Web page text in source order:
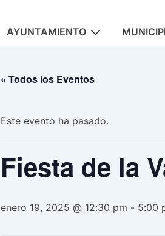
AYUNTAMIENTO
« Todos los Eventos
Este evento ha pasado.
Fiesta de la
enero 19, 2025 @ 12:30 pm - 5:00